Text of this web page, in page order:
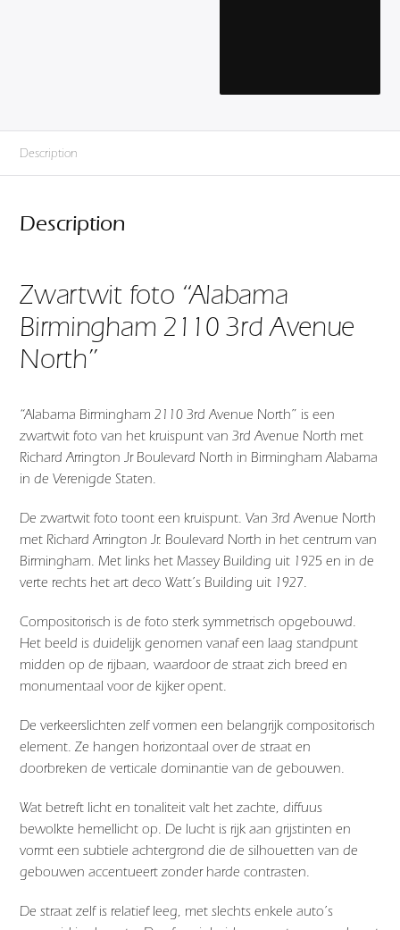
Description
Description
Zwartwit foto “Alabama
Birmingham 2110 3rd Avenue
North”
“Alabama Birmingham 2110 3rd Avenue North” is een
zwartwit foto van het kruispunt van 3rd Avenue North met
Richard Arrington Jr Boulevard North in Birmingham Alabama
in de Verenigde Staten.
De zwartwit foto toont een kruispunt. Van 3rd Avenue North
met Richard Arrington Jr. Boulevard North in het centrum van
Birmingham . Met links het Massey Building uit 1925 en in de
verte rechts het art deco Watt’s Building uit 1927.
Compositorisch is de foto sterk symmetrisch opgebouwd.
Het beeld is duidelijk genomen vanaf een laag standpunt
midden op de rijbaan, waardoor de straat zich breed en
monumentaal voor de kijker opent.
De verkeerslichten zelf vormen een belangrijk compositorisch
element. Ze hangen horizontaal over de straat en
doorbreken de verticale dominantie van de gebouwen.
Wat betreft licht en tonaliteit valt het zachte, diffuus
bewolkte hemellicht op. De lucht is rijk aan grijstinten en
vormt een subtiele achtergrond die de silhouetten van de
gebouwen accentueert zonder harde contrasten.
De straat zelf is relatief leeg, met slechts enkele auto’s